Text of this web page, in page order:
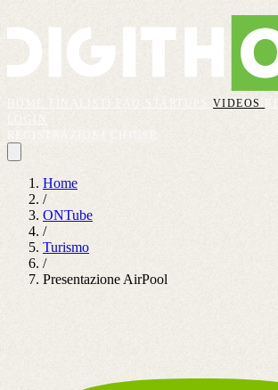
VIDEOS
Home
/
ONTube
/
Turismo
/
Presentazione AirPool